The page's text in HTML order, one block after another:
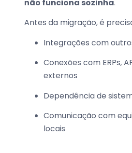
não funciona sozinha.
Antes da migração, é
Integrações com
Conexões com ERPs,
externos
Dependência de
Comunicação com
locais